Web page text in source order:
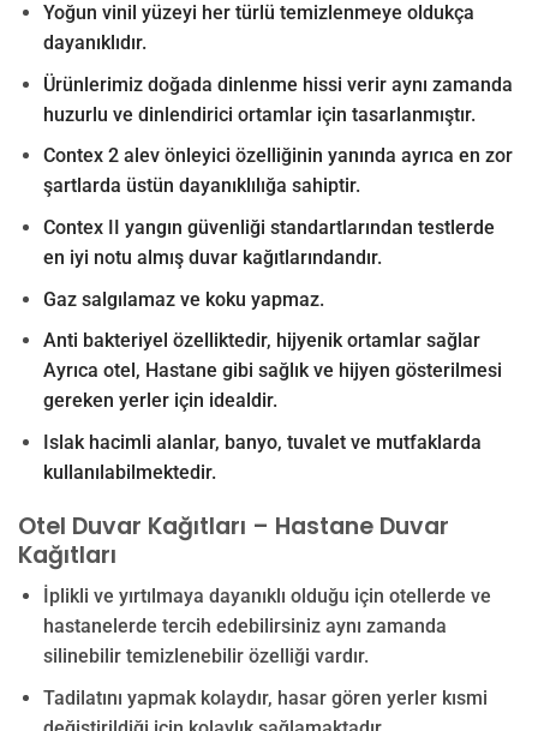
Yoğun vinil yüzeyi her türlü temizlenmeye oldukça
dayanıklıdır.
Ürünlerimiz doğada dinlenme hissi verir aynı zamanda
huzurlu ve dinlendirici ortamlar için tasarlanmıştır.
Contex 2 alev önleyici özelliğinin yanında ayrıca en zor
şartlarda üstün dayanıklılığa sahiptir.
Contex II yangın güvenliği standartlarından testlerde
en iyi notu almış duvar kağıtlarındandır.
Gaz salgılamaz ve koku yapmaz.
Anti bakteriyel özelliktedir, hijyenik ortamlar sağlar
Ayrıca otel, Hastane gibi sağlık ve hijyen gösterilmesi
gereken yerler için idealdir.
Islak hacimli alanlar, banyo, tuvalet ve mutfaklarda
kullanılabilmektedir.
Otel Duvar Kağıtları – Hastane Duvar
Kağıtları
İplikli ve yırtılmaya dayanıklı olduğu için otellerde ve
hastanelerde tercih edebilirsiniz aynı zamanda
silinebilir temizlenebilir özelliği vardır.
Tadilatını yapmak kolaydır, hasar gören yerler kısmi